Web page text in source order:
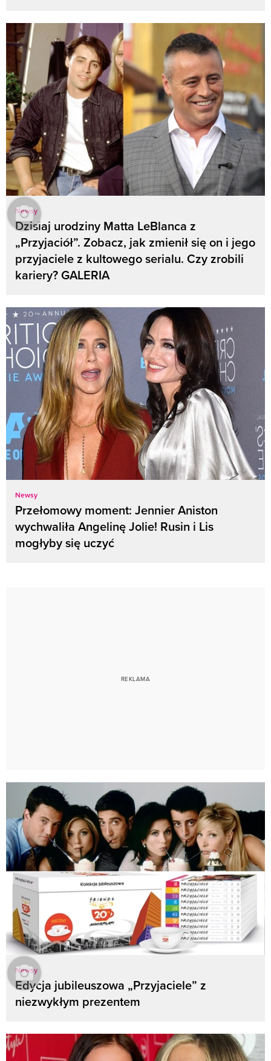
Newsy
Dzisiaj urodziny Matta LeBlanca z
„Przyjaciół”. Zobacz, jak zmienił się on i jego
przyjaciele z kultowego serialu. Czy zrobili
kariery? GALERIA
Newsy
Przełomowy moment: Jennier Aniston
wychwaliła Angelinę Jolie! Rusin i Lis
mogłyby się uczyć
Newsy
Edycja jubileuszowa „Przyjaciele” z
niezwykłym prezentem